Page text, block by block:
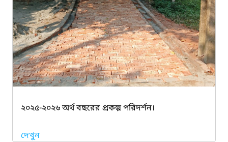
২০২৫-২০২৬ অর্থ বছরের প্রকল্প পরিদর্শন।
দেখুন